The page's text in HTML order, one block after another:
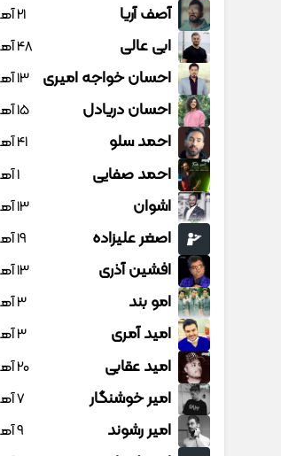
آصف آریا 21 آهنگ
ابی عالی 48 آهنگ
احسان خواجه امیری 13 آهنگ
احسان دریادل 15 آهنگ
احمد سلو 41 آهنگ
احمد صفایی 1 آهنگ
اشوان 13 آهنگ
اصغر علیزاده 19 آهنگ
افشین آذری 13 آهنگ
امو بند 3 آهنگ
امید آمری 3 آهنگ
امید عقابی 20 آهنگ
امیر خوشنگار 7 آهنگ
امیر رشوند 9 آهنگ